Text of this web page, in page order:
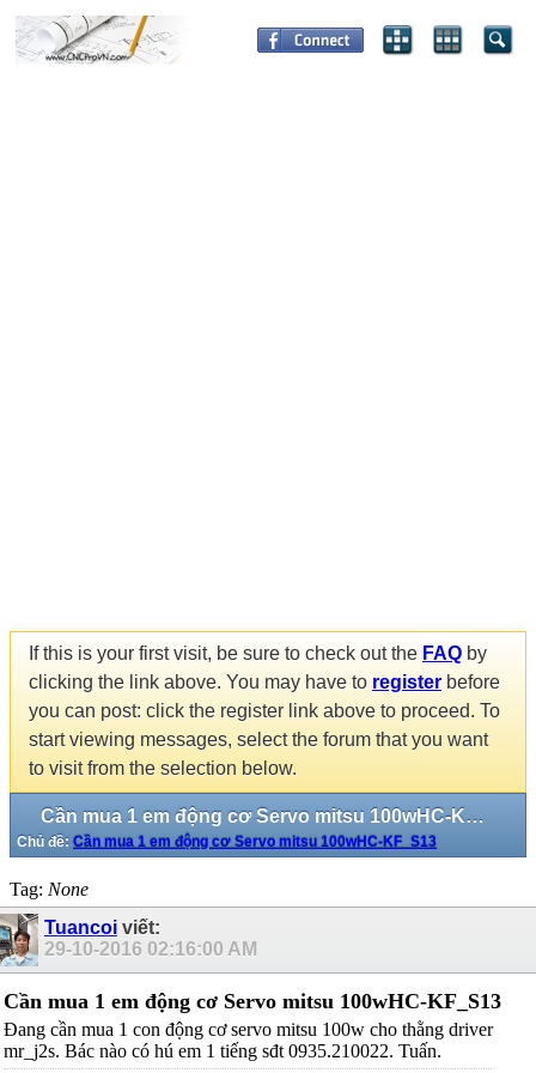
If this is your first visit, be sure to check out the FAQ by
clicking the link above. You may have to register before
you can post: click the register link above to proceed. To
start viewing messages, select the forum that you want
to visit from the selection below.
Cần mua 1 em động cơ Servo mitsu 100wHC-KF_S13
Chủ đề: Cần mua 1 em động cơ Servo mitsu 100wHC-KF_S13
Tag: None
Tuancoi viết:
29-10-2016 02:16:00 AM
Cần mua 1 em động cơ Servo mitsu 100wHC-KF_S13
Đang cần mua 1 con động cơ servo mitsu 100w cho thằng driver
mr_j2s. Bác nào có hú em 1 tiếng sđt 0935.210022. Tuấn.